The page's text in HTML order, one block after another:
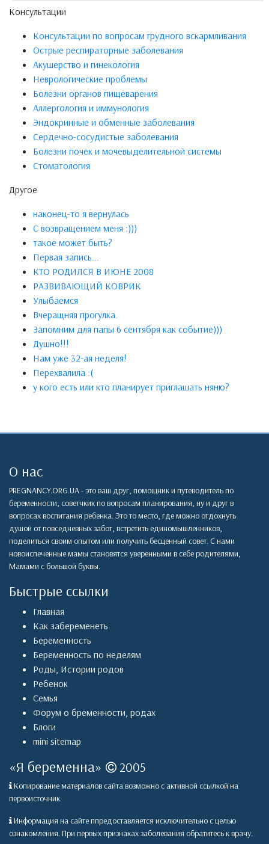
Консультации
Консультации по вопросам грудного вскармливания
Острые респираторные заболевания
Акушерство и гинекология
Неврологические проблемы
Болезни органов пищеварения
Аллергология и иммунология
Эндокринные и обменные заболевания
Сердечно-сосудистые заболевания
Болезни почек и мочевыделительной системы
Стоматология
Другое
наконец-то я вернулась
С возвращением меня :)))
такое может быть?
Первая запись...
КТО РОДИЛСЯ В ИЮНЕ 2008
РАЗВИВАЮЩИЙ КОВРИК
Улыбаемся
Вчеращняя прогулка.
Запомним для папы 6 сентября как событие)))
Душно!!!
Нам уже 32-ая неделя!
Перехвалила :(
у кого есть или кто планирует приглашать няню?
О нас
PREGNANCY.ORG.UA - это ваш друг, помощник и путеводитель по
беременности, советчкик по вопросам планирования, ну и друг в
вопросах воспитания ребенка. Это то место, где можно отдохнуть
душой от повседневных забот, встретить единомышленников,
поделиться своим опытом или получить бесценный совет. С нами
новоиспеченные мамы становятся уверенными в себе родителями,
Мамами с большой буквы.
Быстрые ссылки
Главная
Как забеременеть
Беременность
Беременность по неделям
Роды, Истории родов
Ребенок
Семья
Форум о бременности, родах
Блоги
mini sitemap
«Я беременна» 2005
Копирование материалов сайта возможно с активной ссылкой на
первоисточник.
Информация на сайте ппредоставляется исключительно с целью
ознакомления. При первых признаках заболевания обратитесь к врачу.